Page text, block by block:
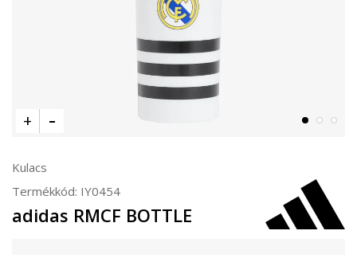
Kulacs
Termékkód: IY0454
adidas RMCF BOTTLE